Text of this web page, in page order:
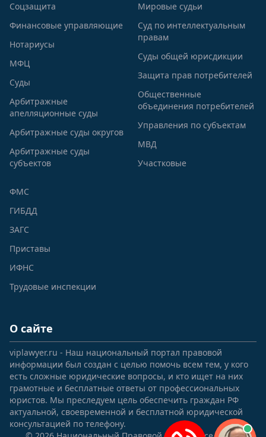
Соцзащита
Финансовые управляющие
Нотариусы
МФЦ
Суды
Арбитражные
апелляционные суды
Арбитражные суды округов
Арбитражные суды
субъектов
Мировые судьи
Суд по интеллектуальным
правам
Суды общей юрисдикции
Защита прав потребителей
Общественные
объединения потребителей
Управления по субъектам
МВД
Участковые
ФМС
ГИБДД
ЗАГС
Приставы
ИФНС
Трудовые инспекции
О сайте
viplawyer.ru - Наш национальный портал правовой
информации был создан с целью помочь всем тем, у кого
есть сложные юридические вопросы, и кто ищет на них
грамотные и бесплатные ответы от профессиональных
юристов. Мы преследуем цель обеспечить граждан РФ
актуальной, своевременной и бесплатной юридической
консультацией по телефону.